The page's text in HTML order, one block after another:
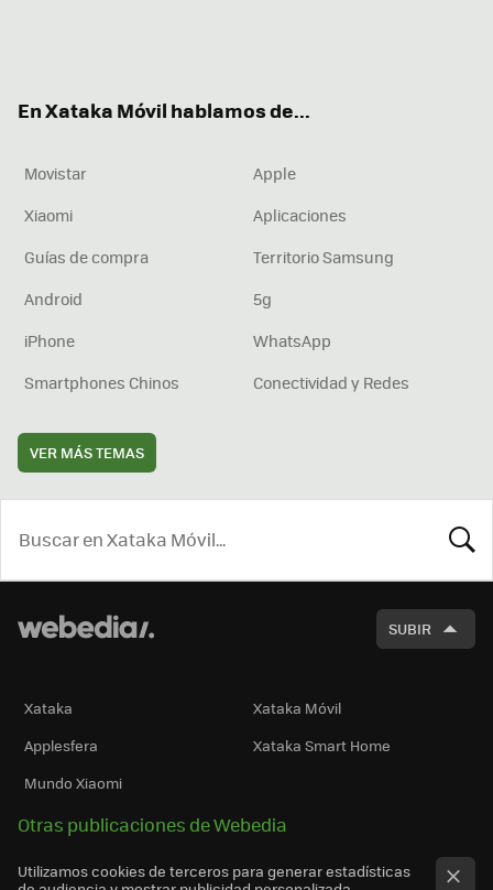
En Xataka Móvil hablamos de...
Movistar
Apple
Xiaomi
Aplicaciones
Guías de compra
Territorio Samsung
Android
5g
iPhone
WhatsApp
Smartphones Chinos
Conectividad y Redes
VER MÁS TEMAS
SUBIR
Xataka
Xataka Móvil
Applesfera
Xataka Smart Home
Mundo Xiaomi
Otras publicaciones de Webedia
Utilizamos cookies de terceros para generar estadísticas